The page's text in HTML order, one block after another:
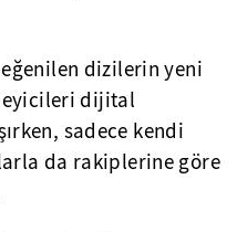
dizilerin yeni
dijital
sadece kendi
da rakiplerine göre